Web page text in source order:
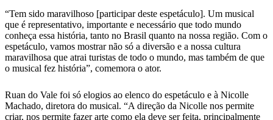
“Tem sido maravilhoso [participar deste espetáculo]. Um musical
que é representativo, importante e necessário que todo mundo
conheça essa história, tanto no Brasil quanto na nossa região. Com o
espetáculo, vamos mostrar não só a diversão e a nossa cultura
maravilhosa que atrai turistas de todo o mundo, mas também de que
o musical fez história”, comemora o ator.
Ruan do Vale foi só elogios ao elenco do espetáculo e à Nicolle
Machado, diretora do musical. “A direção da Nicolle nos permite
criar, nos permite fazer arte como ela deve ser feita, principalmente